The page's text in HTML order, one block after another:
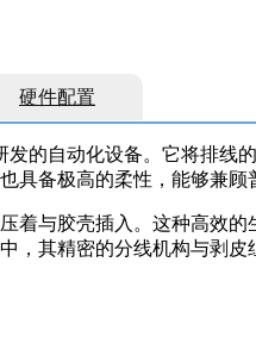
硬件配置
的自动化设备。它将排
备极高的柔性，能够兼
着与胶壳插入。这种高效
其精密的分线机构与剥